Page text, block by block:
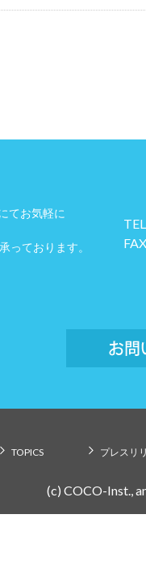
てお気軽に
っております。
TOPICS プレスリ
(c) COCO-Inst.,